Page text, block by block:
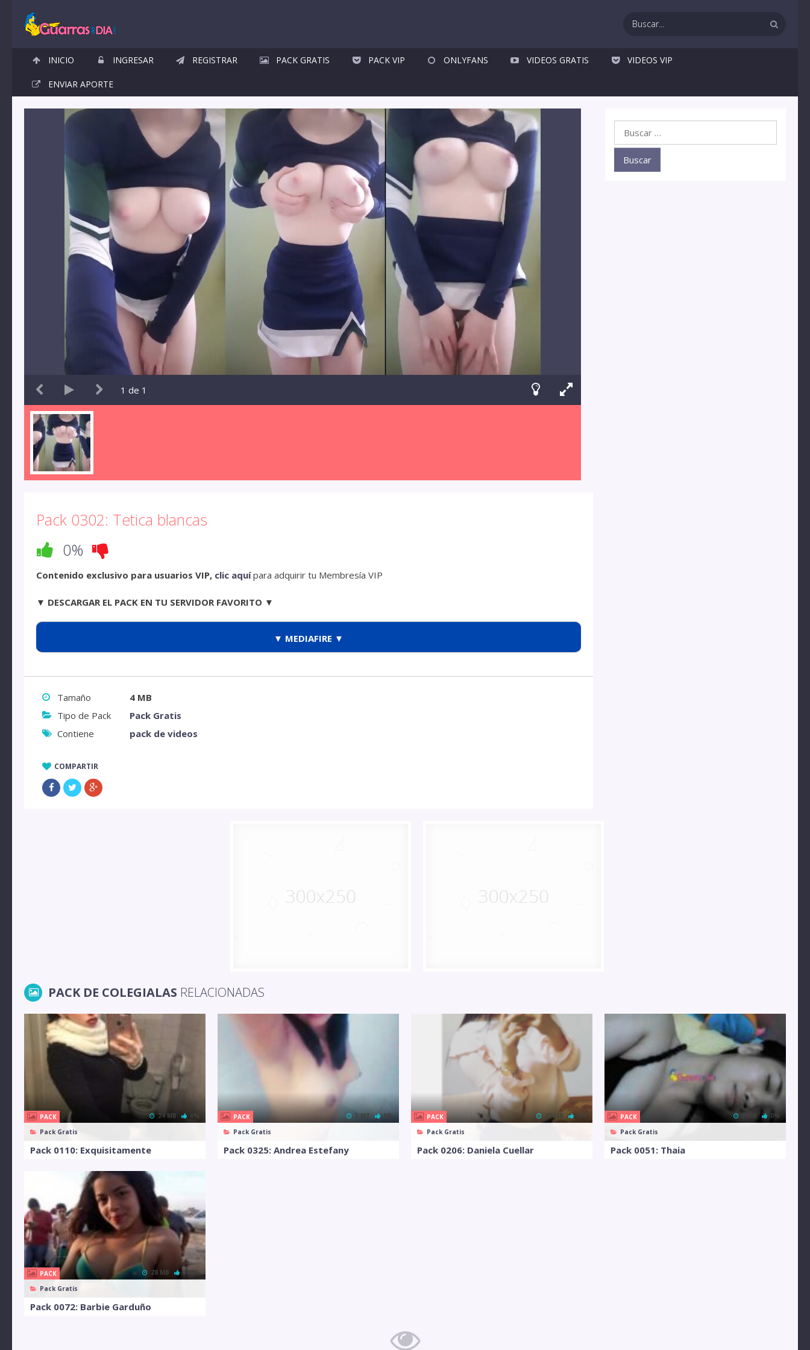
INICIO INGRESAR REGISTRAR PACK GRATIS PACK VIP ONLYFANS VIDEOS GRATIS VIDEOS VIP
ENVIAR APORTE
1 de 1
Pack 0302: Tetica blancas
0%
Contenido exclusivo para usuarios VIP, clic aquípara adquirir tu Membresía VIP
▼ DESCARGAR EL PACK EN TU SERVIDOR FAVORITO ▼
▼ MEDIAFIRE ▼
Tamaño
4 MB
Tipo de Pack
Pack Gratis
Contiene
pack de videos
COMPARTIR
PACK DE COLEGIALAS RELACIONADAS
PACK
Pack Gratis
24 MB 0%
Pack 0110: Exquisitamente
PACK
Pack Gratis
3 MB 0%
Pack 0325: Andrea Estefany
PACK
Pack Gratis
45 MB 0%
Pack 0206: Daniela Cuellar
PACK
Pack Gratis
0%
Pack 0051: Thaia
PACK
Pack Gratis
28 MB 100%
Pack 0072: Barbie Garduño